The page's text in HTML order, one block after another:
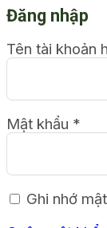
Đăng nhập
Tên tài khoản
Mật khẩu *
Ghi nhớ